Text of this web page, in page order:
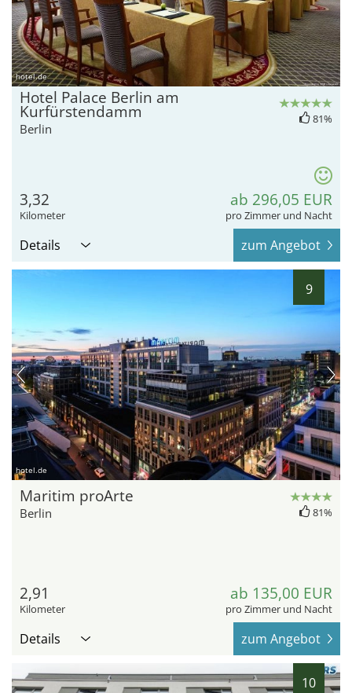
hotel.de
Hotel Palace Berlin am
Kurfürstendamm
Berlin
81%
3,32
Kilometer
ab 296,05 EUR
pro Zimmer und Nacht
Details zum Angebot
9
hotel.de
Maritim proArte
Berlin 81%
2,91
Kilometer
ab 135,00 EUR
pro Zimmer und Nacht
Details zum Angebot
10